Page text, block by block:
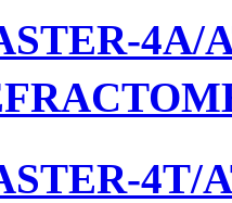
4A/
4T/